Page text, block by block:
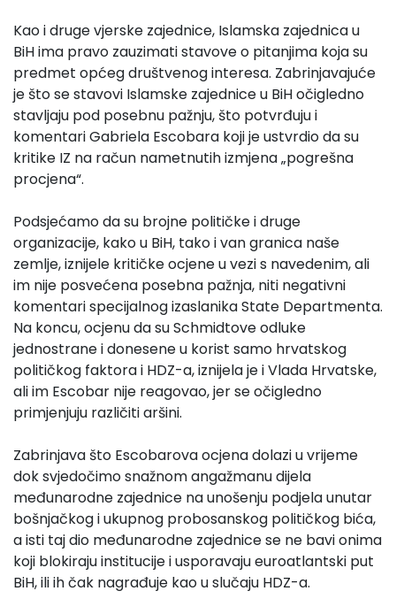
Kao i druge vjerske zajednice, Islamska zajednica u
BiH ima pravo zauzimati stavove o pitanjima koja su
predmet općeg društvenog interesa. Zabrinjavajuće
je što se stavovi Islamske zajednice u BiH očigledno
stavljaju pod posebnu pažnju, što potvrđuju i
komentari Gabriela Escobara koji je ustvrdio da su
kritike IZ na račun nametnutih izmjena „pogrešna
procjena“.
Podsjećamo da su brojne političke i druge
organizacije, kako u BiH, tako i van granica naše
zemlje, iznijele kritičke ocjene u vezi s navedenim, ali
im nije posvećena posebna pažnja, niti negativni
komentari specijalnog izaslanika State Departmenta.
Na koncu, ocjenu da su Schmidtove odluke
jednostrane i donesene u korist samo hrvatskog
političkog faktora i HDZ-a, iznijela je i Vlada Hrvatske,
ali im Escobar nije reagovao, jer se očigledno
primjenjuju različiti aršini.
Zabrinjava što Escobarova ocjena dolazi u vrijeme
dok svjedočimo snažnom angažmanu dijela
međunarodne zajednice na unošenju podjela unutar
bošnjačkog i ukupnog probosanskog političkog bića,
a isti taj dio međunarodne zajednice se ne bavi onima
koji blokiraju institucije i usporavaju euroatlantski put
BiH, ili ih čak nagrađuje kao u slučaju HDZ-a.